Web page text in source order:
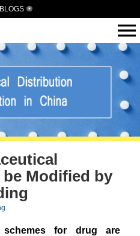
Modified by
schemes for drug are